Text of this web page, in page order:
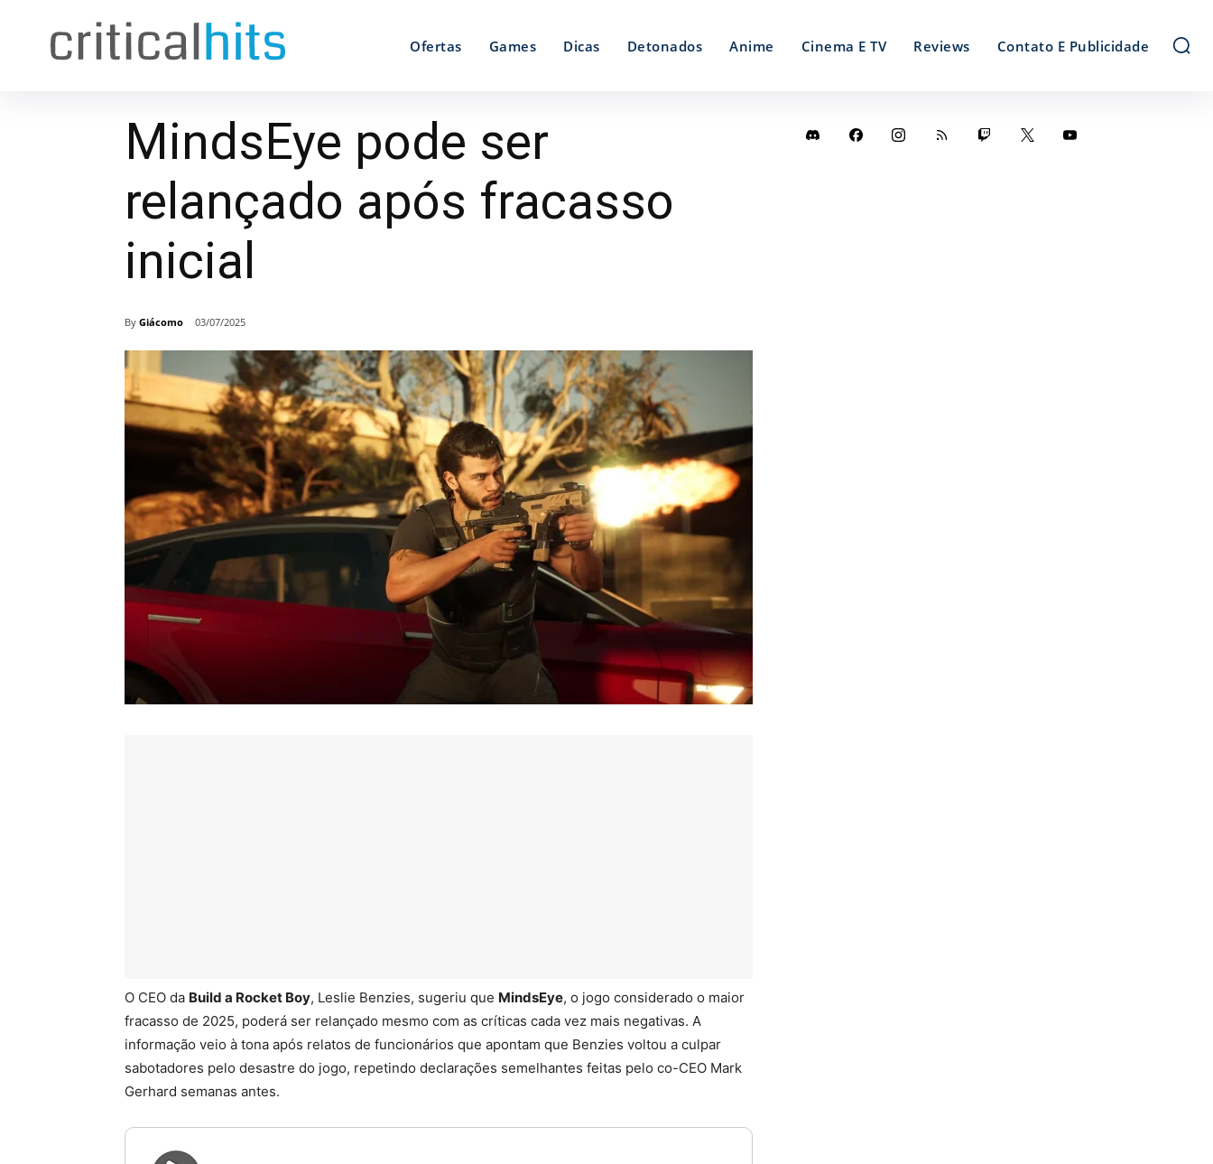
Ofertas Games Dicas Detonados Anime Cinema E TV Reviews Contato E Publicidade
MindsEye pode ser
relançado após fracasso
inicial
By Giácomo 03/07/2025
O CEO da Build a Rocket Boy, Leslie Benzies, sugeriu que MindsEye, o jogo considerado o maior
fracasso de 2025, poderá ser relançado mesmo com as críticas cada vez mais negativas. A
informação veio à tona após relatos de funcionários que apontam que Benzies voltou a culpar
sabotadores pelo desastre do jogo, repetindo declarações semelhantes feitas pelo co-CEO Mark
Gerhard semanas antes.